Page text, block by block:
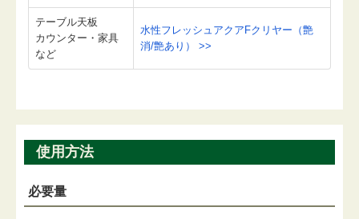
テーブル天板
カウンター・家具
など
水性フレッシュアクアFクリヤー（艶
消/艶あり） >>
使用方法
必要量